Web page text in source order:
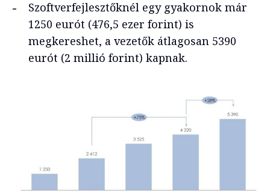
Szoftverfejlesztőknél egy gyakornok már
1250 eurót (476,5 ezer forint) is
megkereshet, a vezetők átlagosan 5390
eurót (2 millió forint) kapnak.